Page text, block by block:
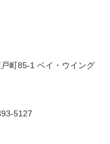
町85-1 ベイ・ウイング
5127